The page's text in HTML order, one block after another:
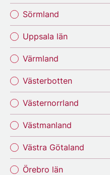
Sörmland
Uppsala län
Värmland
Västerbotten
Västernorrland
Västmanland
Västra Götaland
Örebro län